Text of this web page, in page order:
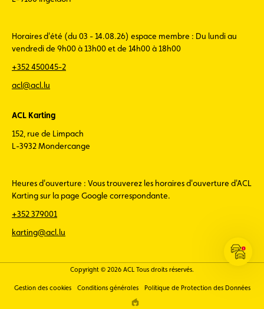
Horaires d'été (du 03 - 14.08.26) espace membre : Du lundi au
vendredi de 9h00 à 13h00 et de 14h00 à 18h00
+352 450045-2
acl@acl.lu
ACL Karting
152, rue de Limpach
L-3932 Mondercange
Heures d'ouverture : Vous trouverez les horaires d'ouverture d'ACL
Karting sur la page Google correspondante.
+352 379001
karting@acl.lu
Copyright © 2026 ACL Tous droits réservés.
Gestion des cookies Conditions générales Politique de Protection des Données
Ouvrir